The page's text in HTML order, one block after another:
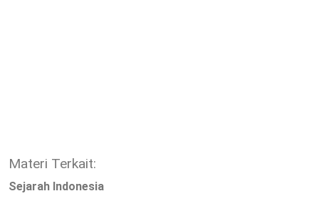
Materi Terkait:
Sejarah Indonesia